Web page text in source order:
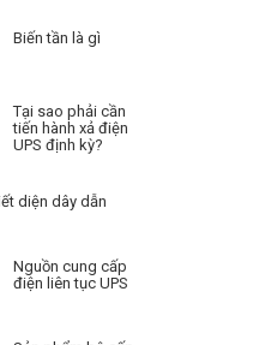
Biến tần là gì
Tại sao phải cần
tiến hành xả điện
UPS định kỳ?
diện dây dẫn
Nguồn cung cấp
điện liên tục UPS